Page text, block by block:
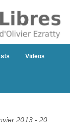
Videos
2013 - 20